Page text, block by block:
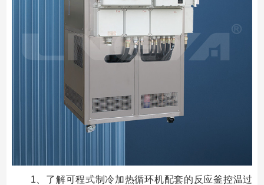
1、了解可程式制冷加热循环机配套的反应釜控温过